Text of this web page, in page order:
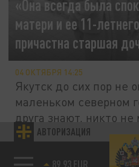
АВТОРИЗАЦИЯ
85.64 BRENT
«Она всегда была
матери и ее 11-
причастна старшая
04 ОКТЯБРЯ 14:25
Якутск до сих пор не
маленьком северном
друга знают, никто не
ОБЩЕСТВО